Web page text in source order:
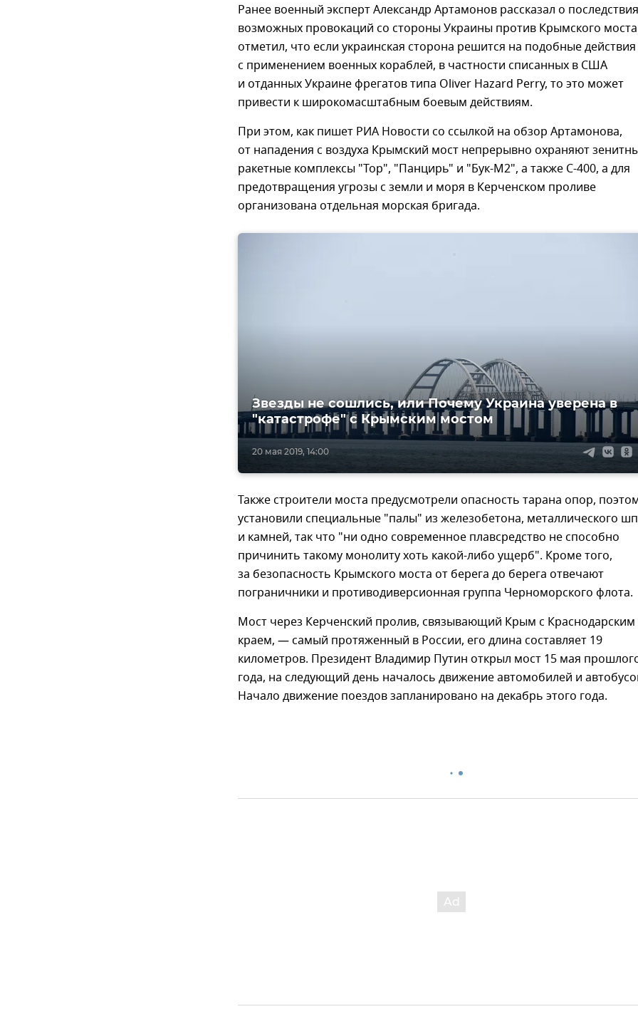
Ранее военный эксперт Александр Артамонов рассказал о
возможных провокаций со стороны Украины против Крымского
отметил, что если украинская сторона решится на подобные действия
с применением военных кораблей, в частности списанных в США
и отданных Украине фрегатов типа Oliver Hazard Perry, то это может
привести к широкомасштабным боевым действиям.
При этом, как пишет РИА Новости со ссылкой на обзор Артамонова,
от нападения с воздуха Крымский мост непрерывно охраняют
ракетные комплексы "Тор", "Панцирь" и "Бук-М2", а также С-400, а для
предотвращения угрозы с земли и моря в Керченском проливе
организована отдельная морская бригада.
20 мая 2019, 14:00
Звезды не сошлись, или Почему Украина уверена в
"катастрофе" с Крымским мостом
Также строители моста предусмотрели опасность тарана опор,
установили специальные "палы" из железобетона, металлического
и камней, так что "ни одно современное плавсредство не способно
причинить такому монолиту хоть какой-либо ущерб". Кроме того,
за безопасность Крымского моста от берега до берега отвечают
пограничники и противодиверсионная группа Черноморского флота.
Мост через Керченский пролив, связывающий Крым с Краснодарским
краем, — самый протяженный в России, его длина составляет 19
километров. Президент Владимир Путин открыл мост 15 мая
года, на следующий день началось движение автомобилей и
Начало движение поездов запланировано на декабрь этого года.